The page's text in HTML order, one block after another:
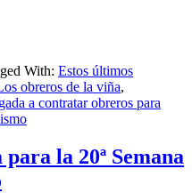
With: Estos últimos
obreros de la viña,
a contratar obreros para
la 20ª Semana